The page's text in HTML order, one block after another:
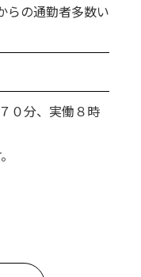
らの通勤者多数い
０分、実働８時